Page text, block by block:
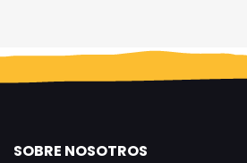
SOBRE NOSOTROS